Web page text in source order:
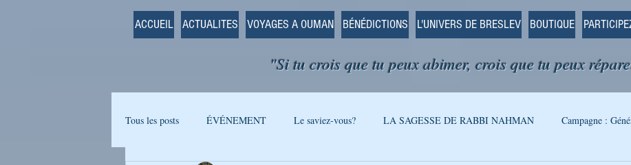
ACCUEIL ACTUALITES VOYAGES A OUMAN BÉNÉDICTIONS L'UNIVERS DE BRESLEV BOUTIQUE
"Si tu crois que tu peux abimer, crois que tu peux
Tous les posts ÉVÉNEMENT Le saviez-vous? LA SAGESSE DE RABBI NAHMAN Campagne :